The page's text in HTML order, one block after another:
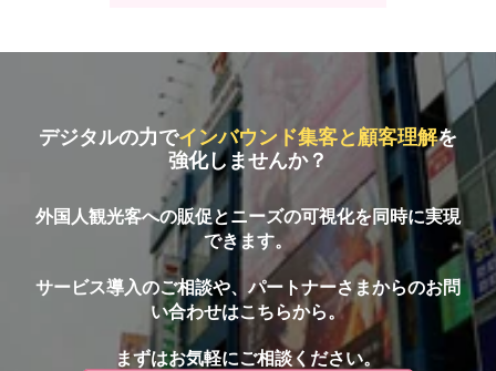
デジタルの力でインバウンド集客と顧客理解を
強化しませんか？
外国人観光客への販促とニーズの可視化を同時に実現
できます。
サービス導入のご相談や、パートナーさまからのお問
い合わせはこちらから。
まずはお気軽にご相談ください。